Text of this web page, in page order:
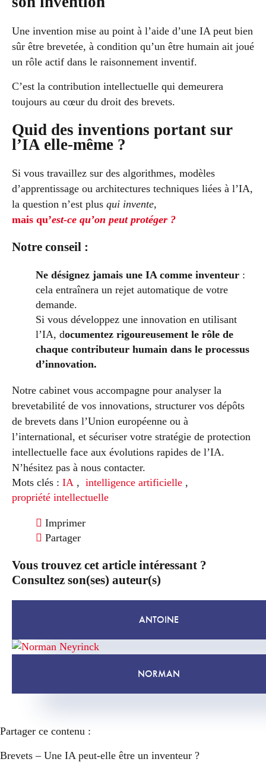
Une invention mise au point à l’aide d’une IA peut bien
sûr être brevetée, à condition qu’un être humain ait joué
un rôle actif dans le raisonnement inventif.
C’est la contribution intellectuelle qui demeurera
toujours au cœur du droit des brevets.
Quid des inventions portant sur
l’IA elle-même ?
Si vous travaillez sur des algorithmes, modèles
d’apprentissage ou architectures techniques liées à l’IA,
la question n’est plus qui invente,
mais qu’est-ce qu’on peut protéger ?
Notre conseil :
Ne désignez jamais une IA comme inventeur :
cela entraînera un rejet automatique de votre
demande.
Si vous développez une innovation en utilisant
l’IA, documentez rigoureusement le rôle de
chaque contributeur humain dans le processus
d’innovation.
Notre cabinet vous accompagne pour analyser la
brevetabilité de vos innovations, structurer vos dépôts
de brevets dans l’Union européenne ou à
l’international, et sécuriser votre stratégie de protection
intellectuelle face aux évolutions rapides de l’IA.
N’hésitez pas à nous contacter.
Mots clés : IA , intelligence artificielle ,
propriété intellectuelle
Imprimer
Partager
Vous trouvez cet article intéressant ?
Consultez son(ses) auteur(s)
ANTOINE
NORMAN
Partager ce contenu :
Brevets – Une IA peut-elle être un inventeur ?